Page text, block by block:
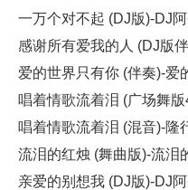
一万个对不起 (DJ版)-DJ
感谢所有爱我的人 (DJ版
爱的世界只有你 (伴奏)-爱
唱着情歌流着泪 (广场舞
唱着情歌流着泪 (混音)-隆
流泪的红烛 (舞曲版)-流泪
亲爱的别想我 (DJ版)-DJ